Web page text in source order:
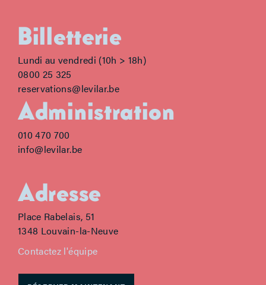
Billetterie
Lundi au vendredi (10h > 18h)
0800 25 325
reservations@levilar.be
Administration
010 470 700
info@levilar.be
Adresse
Place Rabelais, 51
1348 Louvain-la-Neuve
Contactez l'équipe